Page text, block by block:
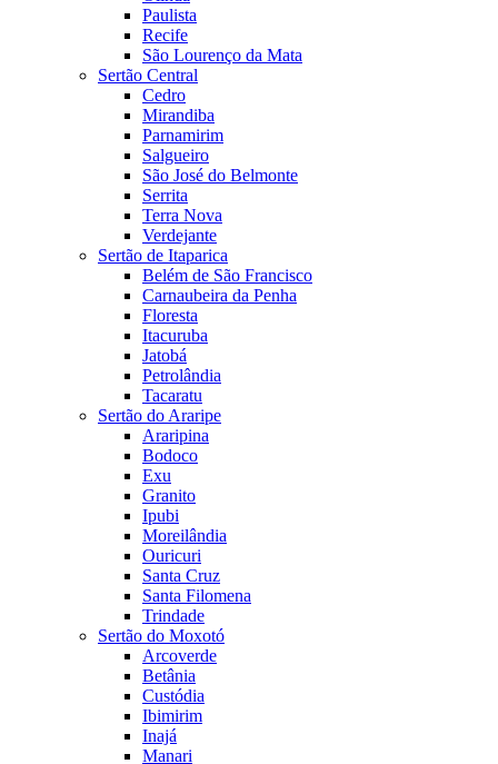
Paulista
Recife
São Lourenço da Mata
Sertão Central
Cedro
Mirandiba
Parnamirim
Salgueiro
São José do Belmonte
Serrita
Terra Nova
Verdejante
Sertão de Itaparica
Belém de São Francisco
Carnaubeira da Penha
Floresta
Itacuruba
Jatobá
Petrolândia
Tacaratu
Sertão do Araripe
Araripina
Bodoco
Exu
Granito
Ipubi
Moreilândia
Ouricuri
Santa Cruz
Santa Filomena
Trindade
Sertão do Moxotó
Arcoverde
Betânia
Custódia
Ibimirim
Inajá
Manari